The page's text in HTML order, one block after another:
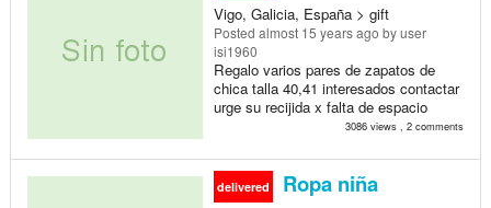
Vigo, Galicia, España > gift
Posted almost 15 years ago by user
isi1960
Regalo varios pares de zapatos de
chica talla 40,41 interesados contactar
urge su recijida x falta de espacio
3086 views , 2 comments
delivered Ropa niña